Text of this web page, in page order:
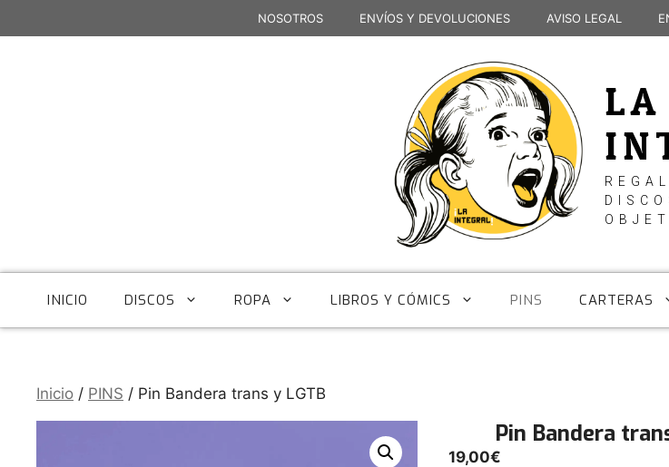
al
NOSOTROS ENVÍOS Y DEVOLUCIONES AVISO LEGAL
LA
INICIO DISCOS ROPA LIBROS Y CÓMICS PINS CARTERAS
Inicio / PINS / Pin Bandera trans y LGTB
Pin Bandera
19,00€